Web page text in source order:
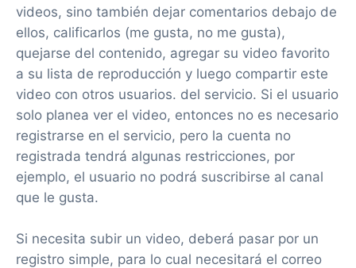
videos, sino también dejar comentarios debajo de
ellos, calificarlos (me gusta, no me gusta),
quejarse del contenido, agregar su video favorito
a su lista de reproducción y luego compartir este
video con otros usuarios. del servicio. Si el usuario
solo planea ver el video, entonces no es necesario
registrarse en el servicio, pero la cuenta no
registrada tendrá algunas restricciones, por
ejemplo, el usuario no podrá suscribirse al canal
que le gusta.
Si necesita subir un video, deberá pasar por un
registro simple, para lo cual necesitará el correo